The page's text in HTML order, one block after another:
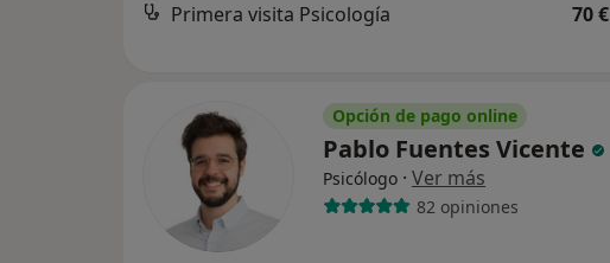
Primera visita Psicología 70 €
Opción de pago online
Pablo Fuentes Vicente
Psicólogo · Ver más
82 opiniones